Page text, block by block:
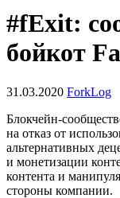
#fExit:
бойкот
31.03.2020 ForkLog
Блокчейн-
на отказ от
альтернативных
и монетизации
контента и
стороны компании.